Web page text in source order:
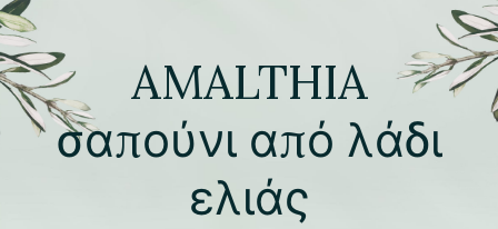
AMALTHIA
σαπούνι από λάδι
ελιάς